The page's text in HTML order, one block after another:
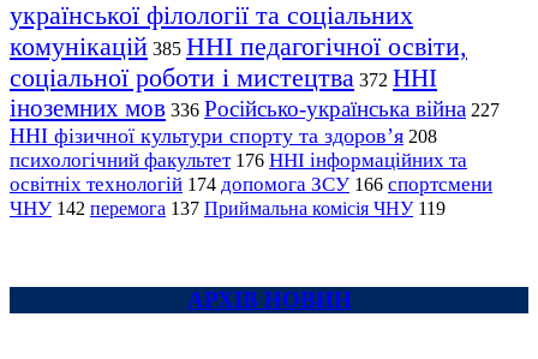
української філології та соціальних
комунікацій 385 ННІ педагогічної освіти,
соціальної роботи і мистецтва 372 ННІ
іноземних мов 336 Російсько-українська війна 227
ННІ фізичної культури спорту та здоров’я 208
психологічний факультет 176 ННІ інформаційних та
освітніх технологій 174 допомога ЗСУ 166 спортсмени
ЧНУ 142 перемога 137 Приймальна комісія ЧНУ 119
АРХІВ НОВИН